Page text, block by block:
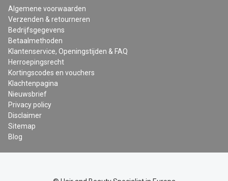
Algemene voorwaarden
Verzenden & retourneren
Bedrijfsgegevens
Betaalmethoden
Klantenservice, Openingstijden & FAQ
Herroepingsrecht
Kortingscodes en vouchers
Klachtenpagina
Nieuwsbrief
Privacy policy
Disclaimer
Sitemap
Blog